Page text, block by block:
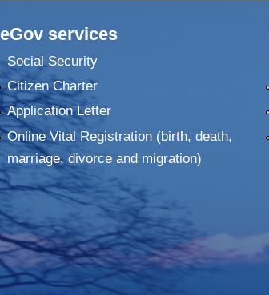
eGov services
Social Security
Citizen Charter
Application Letter
Online Vital Registration (birth, death,
marriage, divorce and migration)